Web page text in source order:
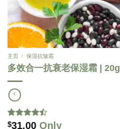
主页 / 保湿抗皱霜
多效合一抗衰老保湿霜 | 20g
Rated
34
$31.00 Only